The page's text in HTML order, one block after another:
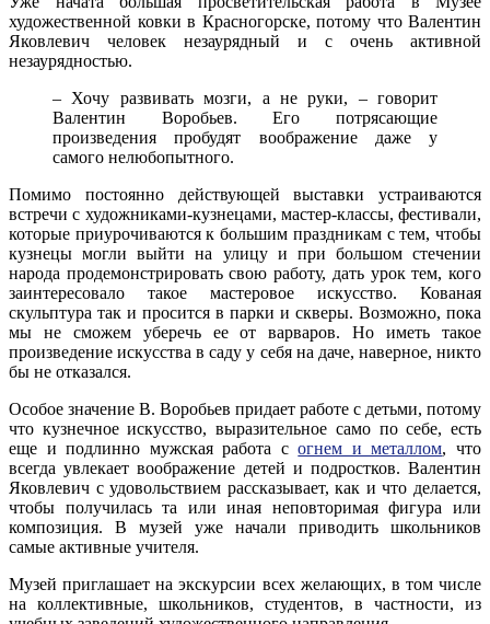
художественной ковки в Красногорске, потому что Валентин
Яковлевич человек незаурядный и с очень активной
незаурядностью.
– Хочу развивать мозги, а не руки, – говорит
Валентин Воробьев. Его потрясающие
произведения пробудят воображение даже у
самого нелюбопытного.
Помимо постоянно действующей выставки устраиваются
встречи с художниками-кузнецами, мастер-классы, фестивали,
которые приурочиваются к большим праздникам с тем, чтобы
кузнецы могли выйти на улицу и при большом стечении
народа продемонстрировать свою работу, дать урок тем, кого
заинтересовало такое мастеровое искусство. Кованая
скульптура так и просится в парки и скверы. Возможно, пока
мы не сможем уберечь ее от варваров. Но иметь такое
произведение искусства в саду у себя на даче, наверное, никто
бы не отказался.
Особое значение В. Воробьев придает работе с детьми, потому
что кузнечное искусство, выразительное само по себе, есть
еще и подлинно мужская работа согнем и металлом, что
всегда увлекает воображение детей и подростков. Валентин
Яковлевич с удовольствием рассказывает, как и что делается,
чтобы получилась та или иная неповторимая фигура или
композиция. В музей уже начали приводить школьников
самые активные учителя.
Музей приглашает на экскурсии всех желающих, в том числе
на коллективные, школьников, студентов, в частности, из